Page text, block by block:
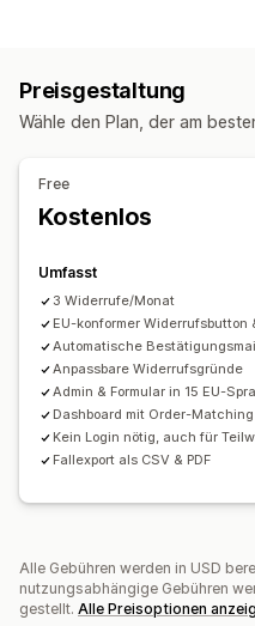
Richtlinienverwaltung
Preisgestaltung
Wähle den Plan, der am
Free
Kostenlos
Umfasst
3 Widerrufe/Monat
EU-konformer Widerrufsbutton
Automatische
Anpassbare Widerrufsgründe
Admin & Formular in 15 EU-
Dashboard mit Order-
Kein Login nötig, auch für
Fallexport als CSV & PDF
Alle Gebühren werden in USD
nutzungsabhängige Gebühren
gestellt. Alle Preisoptionen